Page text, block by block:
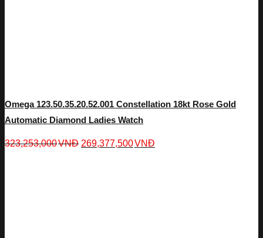
Omega 123.50.35.20.52.001 Constellation 18kt Rose Gold
Automatic Diamond Ladies Watch
323,253,000VNĐ 269,377,500VNĐ